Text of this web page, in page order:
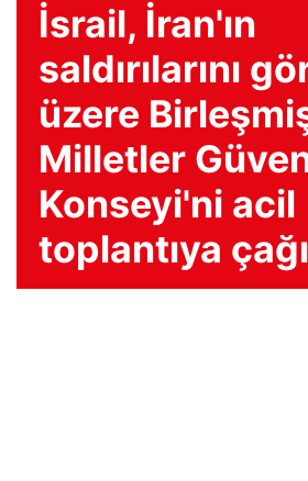
İsrail, İran'ın
saldırılarını
üzere
Milletler
Konseyi'ni acil
toplantıya